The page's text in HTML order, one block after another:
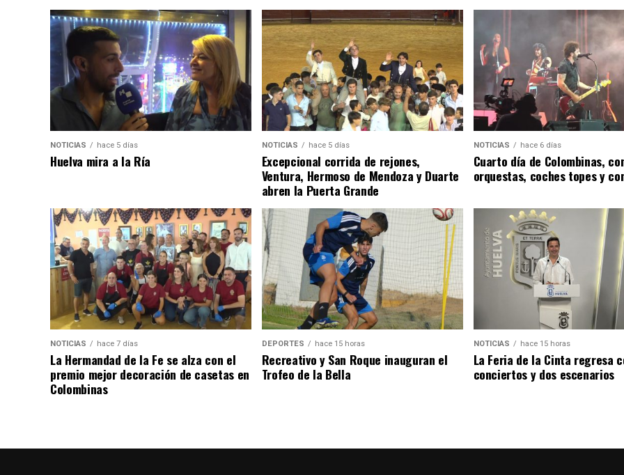
NOTICIAS hace 5 días
Huelva mira a la Ría
NOTICIAS hace 5 días
Excepcional corrida de rejones,
Ventura, Hermoso de Mendoza y Duarte
abren la Puerta Grande
NOTICIAS hace 6 días
Cuarto día de Colombinas,
orquestas, coches topes y
NOTICIAS hace 7 días
La Hermandad de la Fe se alza con el
premio mejor decoración de casetas en
Colombinas
DEPORTES hace 15 horas
Recreativo y San Roque inauguran el
Trofeo de la Bella
NOTICIAS hace 15 horas
La Feria de la Cinta regresa
conciertos y dos escenarios